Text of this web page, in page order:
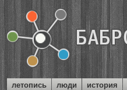
летопись люди история